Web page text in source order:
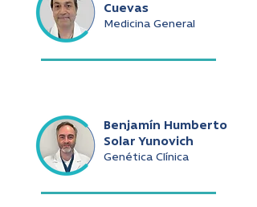
Cuevas
Medicina General
Benjamín Humberto
Solar Yunovich
Genética Clínica